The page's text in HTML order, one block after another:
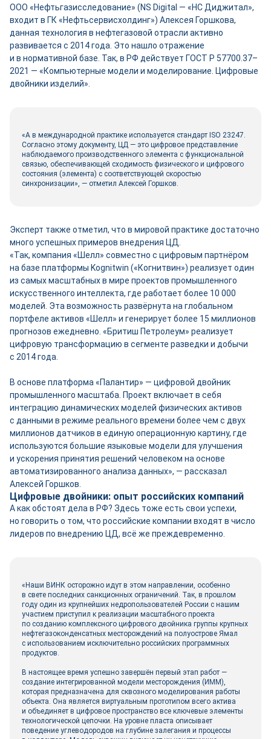
ООО «Нефтьгазисследование» (NS Digital — «НС Диджитал»,
входит в ГК «Нефтьсервисхолдинг») Алексея Горшкова,
данная технология в нефтегазовой отрасли активно
развивается с 2014 года. Это нашло отражение
и в нормативной базе. Так, в РФ действует ГОСТ Р 57700.37–
2021 — «Компьютерные модели и моделирование. Цифровые
двой­ники изделий».
«А в международной практике используется стандарт ISO 23247.
Согласно этому документу, ЦД — это цифровое представление
наблюдаемого производственного элемента с функциональной
связью, обеспечивающей сходимость физического и цифрового
состояния (элемента) с соответствующей скоростью
синхронизации», — отметил Алексей Горшков.
Эксперт также отметил, что в мировой практике достаточно
много успешных примеров внедрения ЦД.
«Так, компания «Шелл» совместно с цифровым партнёром
на базе платформы Kognitwin («Когнитвин») реализует один
из самых масштабных в мире проектов промышленного
искусственного интеллекта, где работает более 10 000
моделей. Эта возможность развёрнута на глобальном
портфеле активов «Шелл» и генерирует более 15 миллионов
прогнозов ежедневно. «Бритиш Петролеум» реализует
цифровую трансформацию в сегменте разведки и добычи
с 2014 года.
В основе платформа «Палантир» — цифровой двой­ник
промышленного масштаба. Проект включает в себя
интеграцию динамических моделей физических активов
с данными в режиме реального времени более чем с двух
миллионов датчиков в единую операционную картину, где
используются большие языковые модели для улучшения
и ускорения принятия решений человеком на основе
автоматизированного анализа данных», — рассказал
Алексей Горшков.
Цифровые двой­ники: опыт российских компаний
А как обстоят дела в РФ? Здесь тоже есть свои успехи,
но говорить о том, что российские компании входят в число
лидеров по внедрению ЦД, всё же преждевременно.
«Наши ВИНК осторожно идут в этом направлении, особенно
в свете последних санкционных ограничений. Так, в прошлом
году один из крупнейших недропользователей России с нашим
участием приступил к реализации масштабного проекта
по созданию комплексного цифрового двой­ника группы крупных
нефтегазоконденсатных месторождений на полуострове Ямал
с использованием исключительно российских программных
продуктов.
В настоящее время успешно завершён первый этап работ —
создание интегрированной модели месторождения (ИММ),
которая предназначена для сквозного моделирования работы
объекта. Она является виртуальным прототипом всего актива
и объединяет в цифровое пространство все ключевые элементы
технологической цепочки. На уровне пласта описывает
поведение углеводородов на глубине залегания и процессы